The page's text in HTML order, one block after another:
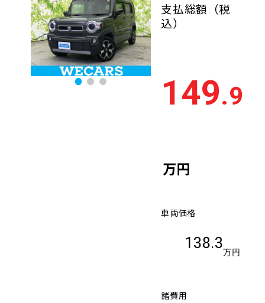
支払総額 （税
込）
149.9
万円
車両価格
138.3
万円
諸費用